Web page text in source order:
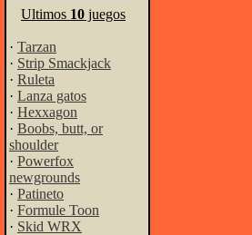
Ultimos 10 juegos
· Tarzan
· Strip Smackjack
· Ruleta
· Lanza gatos
· Hexxagon
· Boobs, butt, or
shoulder
· Powerfox
newgrounds
· Patineto
· Formule Toon
· Skid WRX